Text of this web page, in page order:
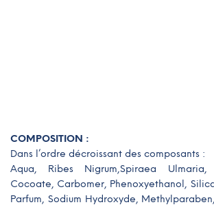
COMPOSITION :
Dans l’ordre décroissant des composants :
Aqua, Ribes Nigrum,Spiraea Ulmaria,
Cocoate, Carbomer, Phenoxyethanol,
Parfum, Sodium Hydroxyde,